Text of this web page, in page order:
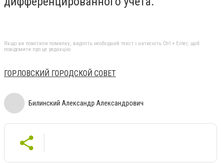
Якщо ви помітили помилку, виділіть необхідний текст і натисніть Ctrl + Enter, щоб
повідомити про це редакцію
ГОРЛОВСКИЙ ГОРОДСКОЙ СОВЕТ
Билинский Александр Александрович